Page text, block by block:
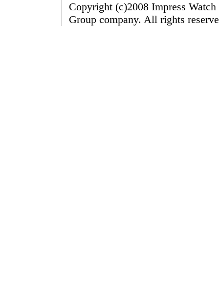
Copyright (c)2008 Impress
Group company. All rights